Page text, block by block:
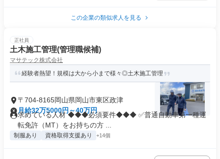
この企業の類似求人を見る
正社員
土木施工管理(管理職候補)
マサテック株式会社
経験者熱望！規模は大から小まで様々◎土木施工管理
〒704-8165岡山県岡山市東区政津
月給32万5000円～40万円
求めている人材 ◆◆◆必須要件◆◆◆ ✅普通自動車第一種運
転免許（MT）をお持ちの方 ...
制服あり 資格取得支援あり +14個